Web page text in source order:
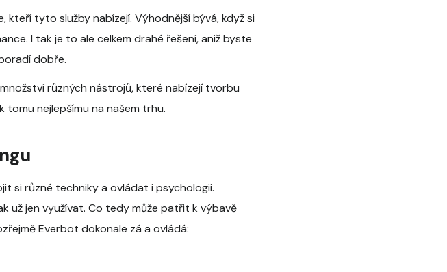
kteří tyto služby nabízejí. Výhodnější bývá, když si
I tak je to ale celkem drahé řešení, aniž byste
dobře.
různých nástrojů, které nabízejí tvorbu
tomu nejlepšímu na našem trhu.
si různé techniky a ovládat i psychologii.
už jen využívat. Co tedy může patřit k výbavě
Everbot dokonale zá a ovládá: